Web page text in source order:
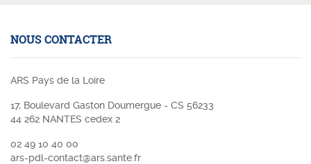
NOUS CONTACTER
ARS Pays de la Loire
17, Boulevard Gaston Doumergue - CS 56233
44 262 NANTES cedex 2
02 49 10 40 00
ars-pdl-contact@ars.sante.fr